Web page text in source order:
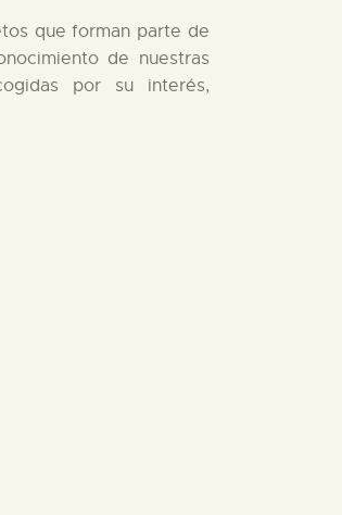
que forman parte de
de nuestras
por su interés,